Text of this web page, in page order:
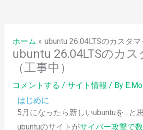
ホーム ubuntu 26.04LTSのカスタマ
ubuntu 26.04LTSのカ
（工事中）
コメントする / サイト情報 / By
はじめに
5月になったら新しいubuntuを…と
ubuntuのサイトがサイバー攻撃で